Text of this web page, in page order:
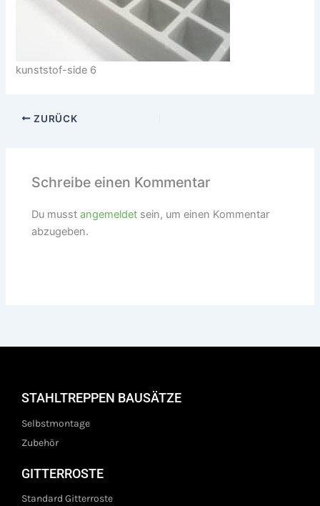
kunststof-side 6
ZURÜCK
Schreibe einen Kommentar
Du musstangemeldet sein, um einen Kommentar
abzugeben.
STAHLTREPPEN BAUSÄTZE
Selbstmontage
Zubehör
GITTERROSTE
Standard Gitterroste